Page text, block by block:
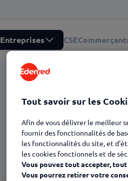
Entreprises CSE
Choix
Ticket
Restaurant®
Tout savoir sur les
Afin de vous délivrer le meilleur
fournir des fonctionnalités de
les fonctionnalités du site, et
les cookies fonctionnels et de
Vous pouvez tout accepter,
Vous pourrez retirer votre